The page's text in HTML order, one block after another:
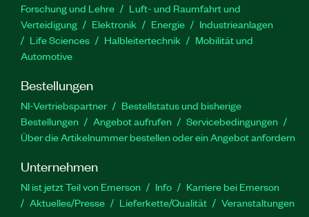
Forschung und Lehre
Luft- und Raumfahrt und
Verteidigung
Elektronik Energie
Industrieanlagen
Life Sciences
Halbleitertechnik
Mobilität und
Automotive
Bestellungen
NI-Vertriebspartner
Bestellstatus und bisherige
Bestellungen
Angebot aufrufen
Servicebedingungen
Über die Artikelnummer bestellen oder ein Angebot anfordern
Unternehmen
NI ist jetzt Teil von Emerson Info
Karriere bei Emerson
Aktuelles/Presse
Lieferkette/Qualität Veranstaltungen